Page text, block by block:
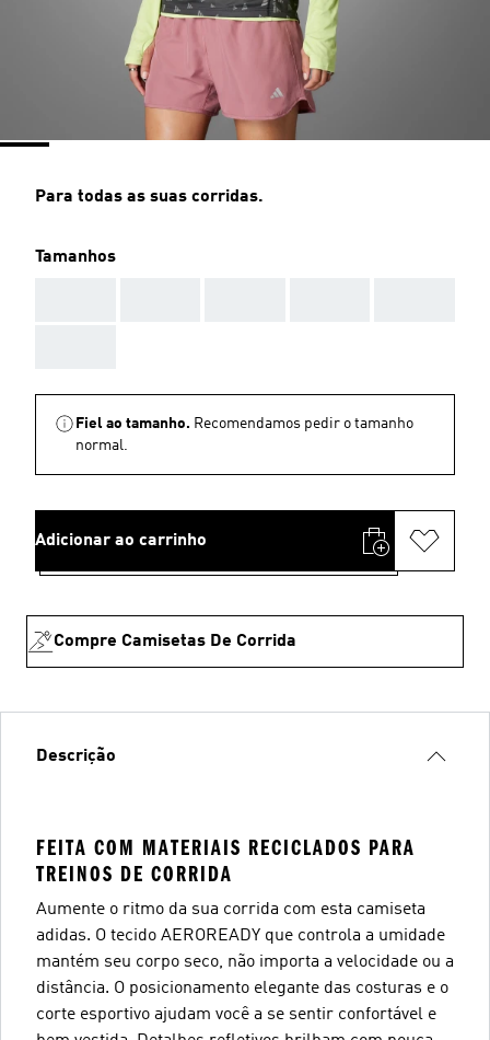
Para todas as suas corridas.
Tamanhos
Fiel ao tamanho. Recomendamos pedir o tamanho
normal.
Adicionar ao carrinho
Compre Camisetas De Corrida
Descrição
FEITA COM MATERIAIS RECICLADOS PARA
TREINOS DE CORRIDA
Aumente o ritmo da sua corrida com esta camiseta
adidas. O tecido AEROREADY que controla a umidade
mantém seu corpo seco, não importa a velocidade ou a
distância. O posicionamento elegante das costuras e o
corte esportivo ajudam você a se sentir confortável e